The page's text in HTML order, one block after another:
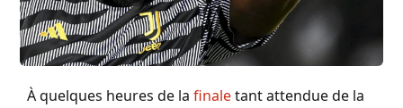
À quelques heures de la finaletant attendue de la